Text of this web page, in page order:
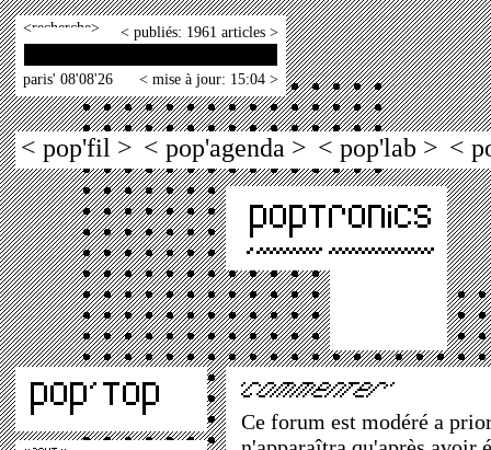
< > < publiés: 1961 articles >
paris' 08'08'26 < mise à jour: 15:04 >
< pop'fil > < pop'agenda > < pop'lab > <
Ce forum est modéré a